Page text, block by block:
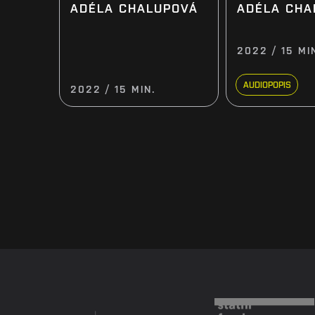
ADÉLA CHALUPOVÁ
2022 / 15 MIN.
ADÉLA
2022 / 15
AUDIOPOPIS